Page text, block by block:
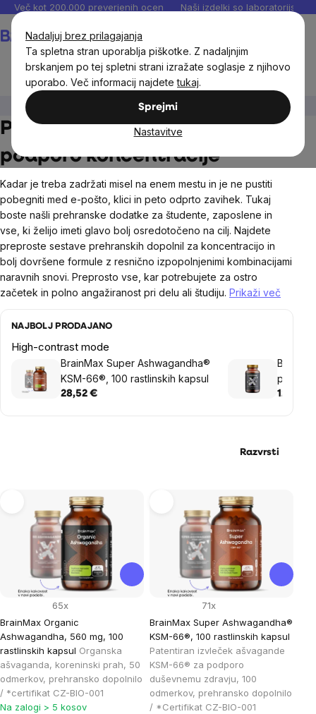
Nadaljuj brez prilagajanja
Ta spletna stran uporablja piškotke. Z nadaljnjim
brskanjem po tej spletni strani izražate soglasje z njihovo
uporabo. Več informacij najdetetukaj.
Sprejmi
Nastavitve
Preskoči
vsebino
Več kot 200.000 preverjenih ocen Naši izdelki so laboratorijsko
Prehranska dopolnila za
podporo koncentracije
Kadar je treba zadržati misel na enem mestu in je ne pustiti
pobegniti med e-pošto, klici in peto odprto zavihek. Tukaj
boste našli prehranske dodatke za študente, zaposlene in
vse, ki želijo imeti glavo bolj osredotočeno na cilj. Najdete
preproste sestave prehranskih dopolnil za koncentracijo in
bolj dovršene formule z resnično izpopolnjenimi kombinacijami
naravnih snovi. Preprosto vse, kar potrebujete za ostro
začetek in polno angažiranost pri delu ali študiju. Prikaži več
NAJBOLJ PRODAJANO
High-contrast mode
BrainMax Super Ashwagandha®
KSM-66®, 100 rastlinskih kapsul
28,52 €
prahu,
12,20 €
Razvrsti
products
BrainMax Organic
Ashwagandha, 560 mg, 100
rastlinskih kapsul Organska
ašvaganda, koreninski prah, 50
odmerkov, prehransko dopolnilo
/ *certifikat CZ-BIO-001
65x
Na zalogi > 5 kosov
BrainMax Super Ashwagandha®
KSM-66®, 100 rastlinskih kapsul
Patentiran izvleček ašvagande
KSM-66® za podporo
duševnemu zdravju, 100
odmerkov, prehransko dopolnilo
/ *Certifikat CZ-BIO-001
71x